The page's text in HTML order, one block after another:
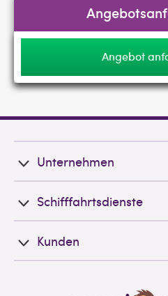
Angebot
Unternehmen
Schifffahrtsdienste
Kunden